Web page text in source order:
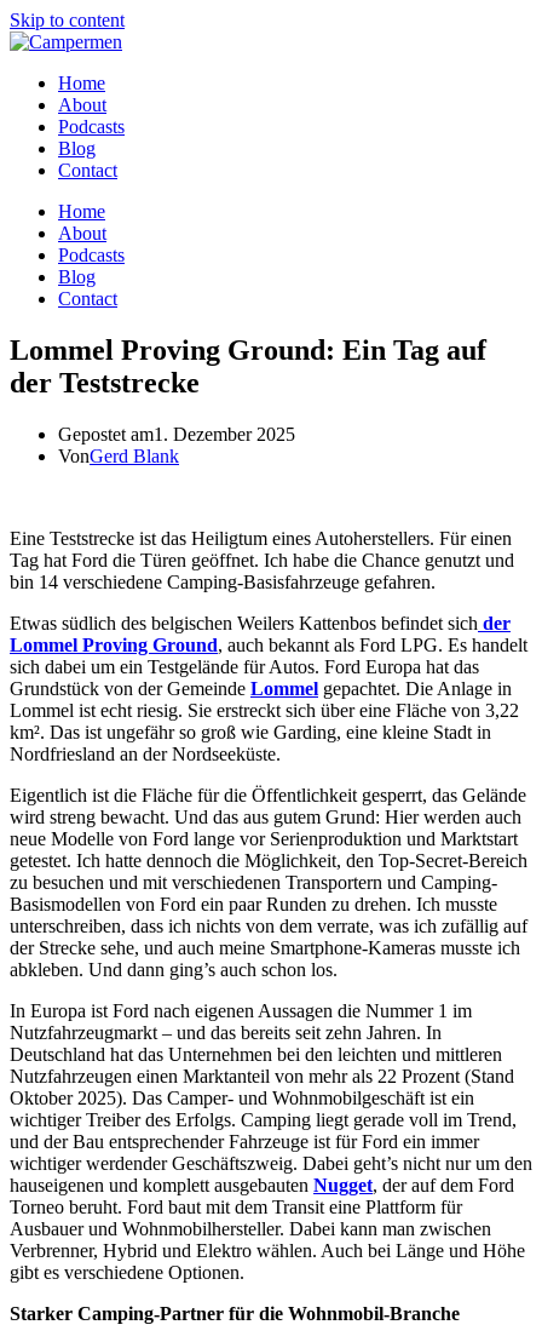
Skip to content
Home
About
Podcasts
Blog
Contact
Home
About
Podcasts
Blog
Contact
Lommel Proving Ground: Ein Tag auf
der Teststrecke
Gepostet am1. Dezember 2025
VonGerd Blank
Eine Teststrecke ist das Heiligtum eines Autoherstellers. Für einen
Tag hat Ford die Türen geöffnet. Ich habe die Chance genutzt und
bin 14 verschiedene Camping-Basisfahrzeuge gefahren.
Etwas südlich des belgischen Weilers Kattenbos befindet sich der
Lommel Proving Ground, auch bekannt als Ford LPG. Es handelt
sich dabei um ein Testgelände für Autos. Ford Europa hat das
Grundstück von der Gemeinde Lommel gepachtet. Die Anlage in
Lommel ist echt riesig. Sie erstreckt sich über eine Fläche von 3,22
km². Das ist ungefähr so groß wie Garding, eine kleine Stadt in
Nordfriesland an der Nordseeküste.
Eigentlich ist die Fläche für die Öffentlichkeit gesperrt, das Gelände
wird streng bewacht. Und das aus gutem Grund: Hier werden auch
neue Modelle von Ford lange vor Serienproduktion und Marktstart
getestet. Ich hatte dennoch die Möglichkeit, den Top-Secret-Bereich
zu besuchen und mit verschiedenen Transportern und Camping-
Basismodellen von Ford ein paar Runden zu drehen. Ich musste
unterschreiben, dass ich nichts von dem verrate, was ich zufällig auf
der Strecke sehe, und auch meine Smartphone-Kameras musste ich
abkleben. Und dann ging’s auch schon los.
In Europa ist Ford nach eigenen Aussagen die Nummer 1 im
Nutzfahrzeugmarkt – und das bereits seit zehn Jahren. In
Deutschland hat das Unternehmen bei den leichten und mittleren
Nutzfahrzeugen einen Marktanteil von mehr als 22 Prozent (Stand
Oktober 2025). Das Camper- und Wohnmobilgeschäft ist ein
wichtiger Treiber des Erfolgs. Camping liegt gerade voll im Trend,
und der Bau entsprechender Fahrzeuge ist für Ford ein immer
wichtiger werdender Geschäftszweig. Dabei geht’s nicht nur um den
hauseigenen und komplett ausgebauten Nugget, der auf dem Ford
Torneo beruht. Ford baut mit dem Transit eine Plattform für
Ausbauer und Wohnmobilhersteller. Dabei kann man zwischen
Verbrenner, Hybrid und Elektro wählen. Auch bei Länge und Höhe
gibt es verschiedene Optionen.
Starker Camping-Partner für die Wohnmobil-Branche